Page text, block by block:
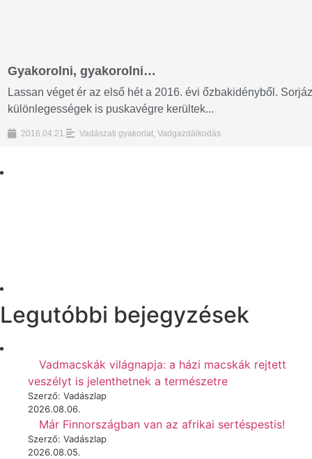
Gyakorolni, gyakorolni…
Lassan véget ér az első hét a 2016. évi őzbakidényből.
különlegességek is puskavégre kerültek...
2016.04.21. Vadászati gyakorlat, Vadgazdálkodás
Legutóbbi bejegyzések
Vadmacskák világnapja: a házi macskák rejtett
veszélyt is jelenthetnek a természetre
Szerző: Vadászlap
2026.08.06.
Már Finnországban van az afrikai sertéspestis!
Szerző: Vadászlap
2026.08.05.